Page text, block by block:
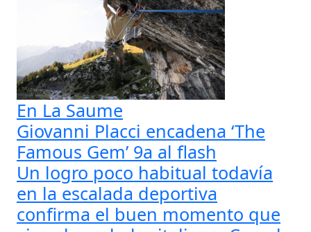
En La Saume
Giovanni Placci encadena ‘The
Famous Gem’ 9a al flash
Un logro poco habitual todavía
en la escalada deportiva
confirma el buen momento que